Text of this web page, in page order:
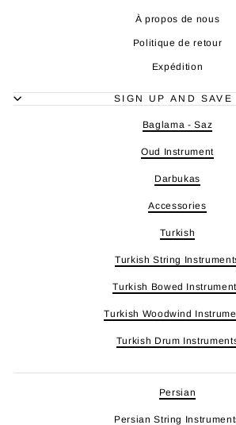
À propos de nous
Politique de retour
Expédition
SIGN UP AND SAVE
Baglama - Saz
Oud Instrument
Darbukas
Accessories
Turkish
Turkish String
Turkish Bowed
Turkish Woodwind
Turkish Drum
Persian
Persian String